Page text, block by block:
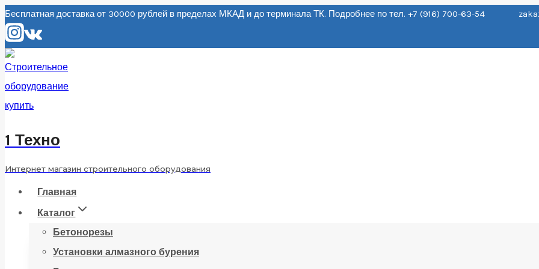
Перейти
к
содержанию
Бесплатная доставка от 30000 рублей в пределах МКАД и до терминала ТК. Подробнее по тел. +7 (916) 700-63-54
1 Техно
Интернет магазин строительного оборудования
Главная
Каталог
Бетонорезы
Установки алмазного бурения